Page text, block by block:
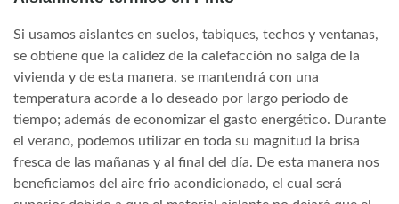
Si usamos aislantes en suelos, tabiques, techos y ventanas,
se obtiene que la calidez de la calefacción no salga de la
vivienda y de esta manera, se mantendrá con una
temperatura acorde a lo deseado por largo periodo de
tiempo; además de economizar el gasto energético. Durante
el verano, podemos utilizar en toda su magnitud la brisa
fresca de las mañanas y al final del día. De esta manera nos
beneficiamos del aire frio acondicionado, el cual será